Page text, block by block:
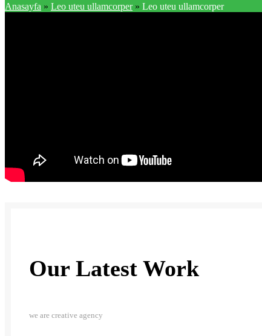
Anasayfa » Leo uteu ullamcorper» Leo uteu ullamcorper
Our Latest Work
we are creative agency